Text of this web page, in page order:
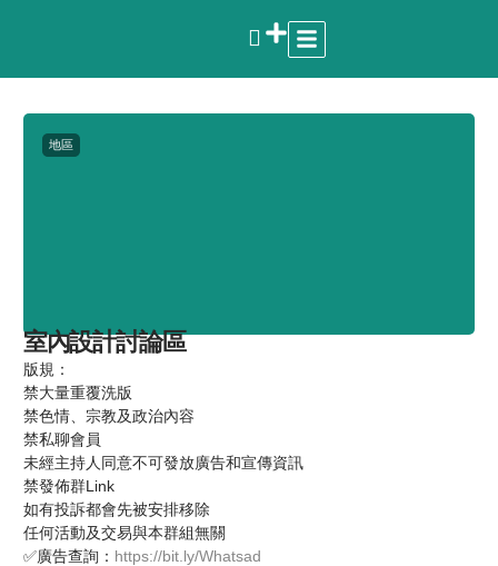
地區
室內設計討論區
版規：
禁大量重覆洗版
禁色情、宗教及政治內容
禁私聊會員
未經主持人同意不可發放廣告和宣傳資訊
禁發佈群Link
如有投訴都會先被安排移除
任何活動及交易與本群組無關
✅廣告查詢： https://bit.ly/Whatsad